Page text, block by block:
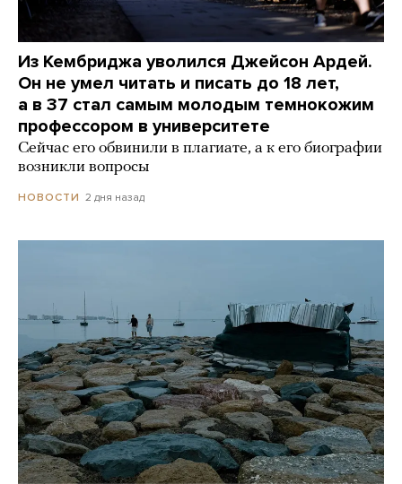
Из Кембриджа уволился Джейсон Ардей.
Он не умел читать и писать до 18 лет,
а в 37 стал самым молодым темнокожим
профессором в университете
Сейчас его обвинили в плагиате, а к его биографии
возникли вопросы
НОВОСТИ 2 дня назад